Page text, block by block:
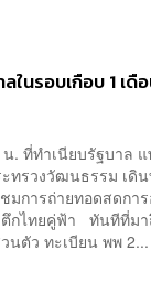
ในรอบเกือบ 1 เ
. ที่ทำเนียบรัฐบาล
ทรวงวัฒนธรรม เดิ
มการถ่ายทอดสดก
กไทยคู่ฟ้า ทันทีที่ม
นตัว ทะเบียน พพ 2...